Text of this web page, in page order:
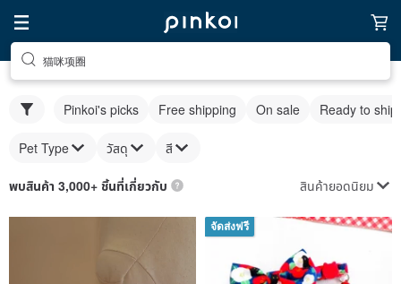
猫咪项圈
Pinkoi's picks Free shipping On sale Ready to ship
Pet Type วัสดุ สี
พบสินค้า 3,000+ ชิ้นที่เกี่ยวกับ สินค้ายอดนิยม
จัดส่งฟรี